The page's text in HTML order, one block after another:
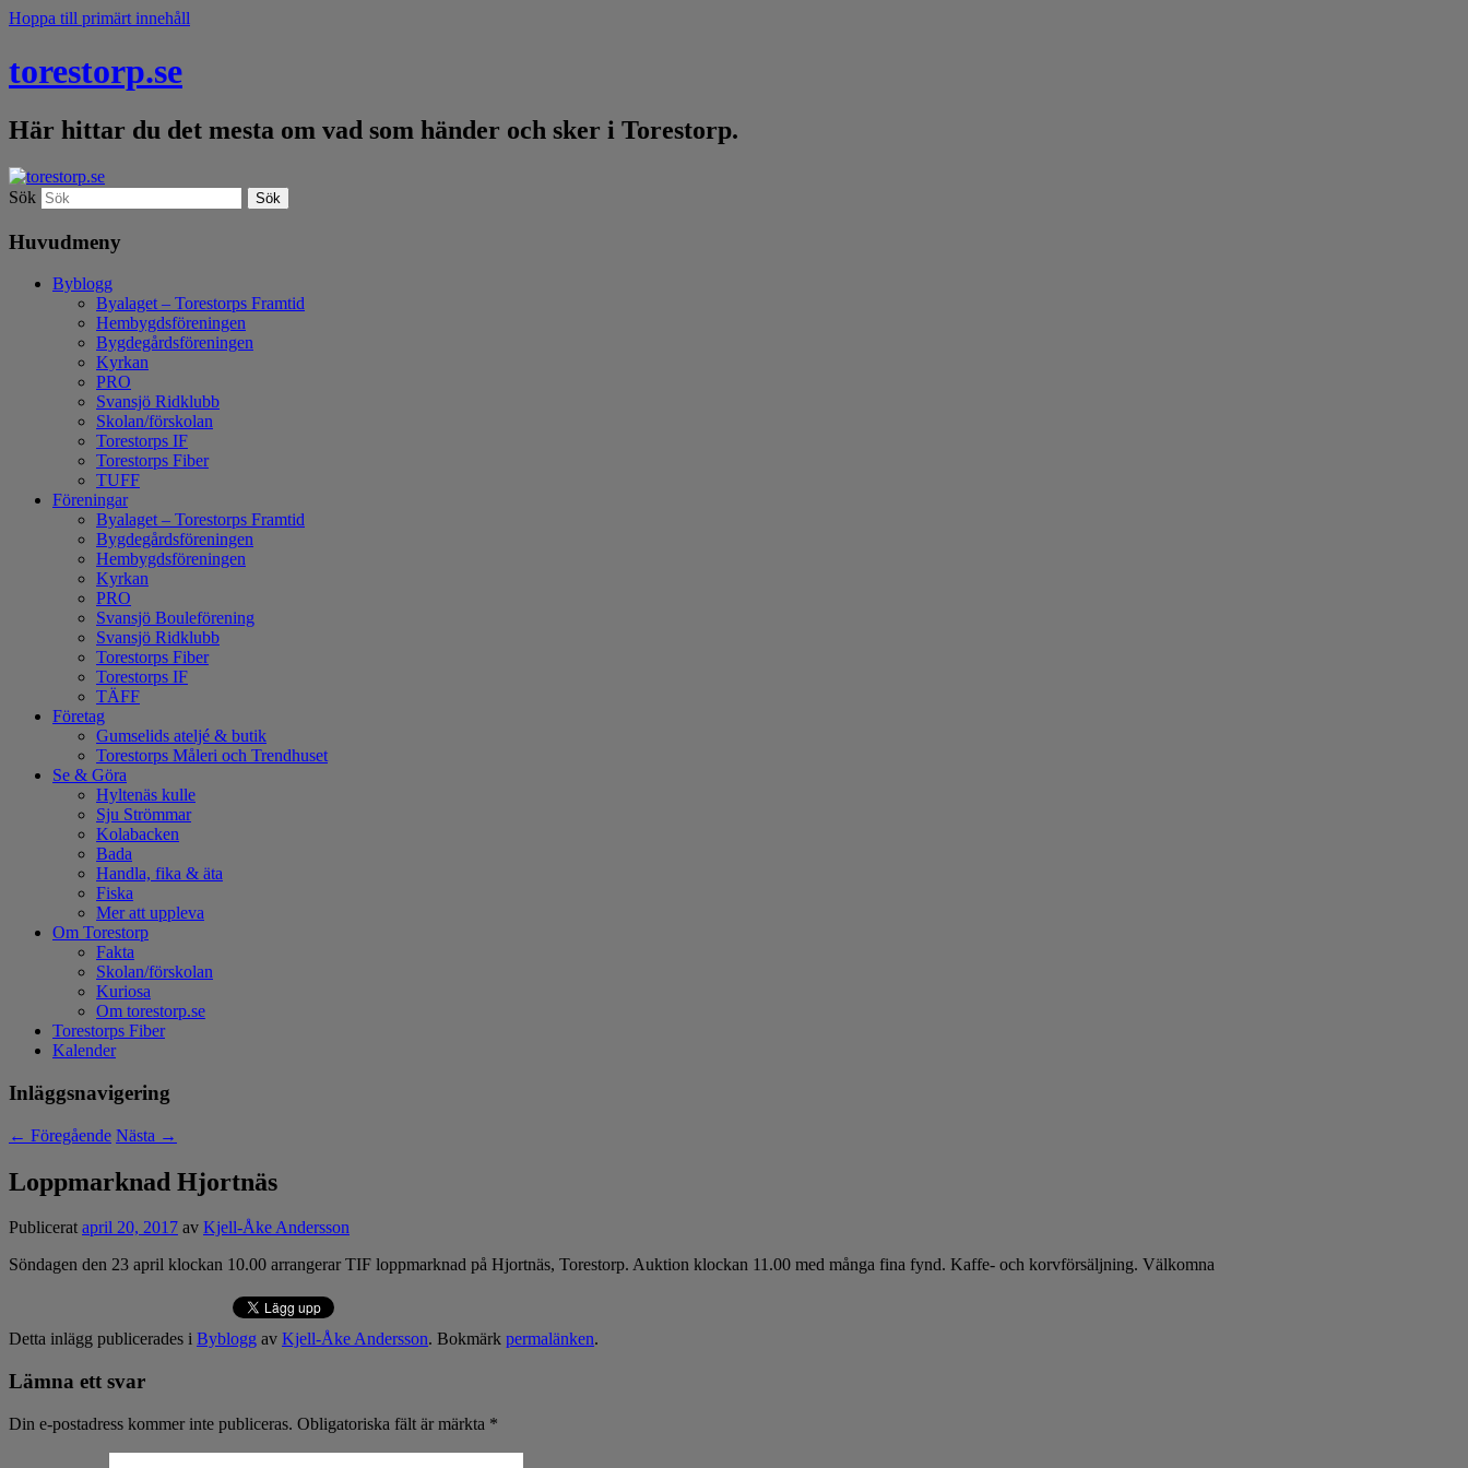
Hoppa till primärt innehåll
torestorp.se
Här hittar du det mesta om vad som händer och sker i Torestorp.
Sök
Huvudmeny
Byblogg
Byalaget – Torestorps Framtid
Hembygdsföreningen
Bygdegårdsföreningen
Kyrkan
PRO
Svansjö Ridklubb
Skolan/förskolan
Torestorps IF
Torestorps Fiber
TUFF
Föreningar
Byalaget – Torestorps Framtid
Bygdegårdsföreningen
Hembygdsföreningen
Kyrkan
PRO
Svansjö Bouleförening
Svansjö Ridklubb
Torestorps Fiber
Torestorps IF
TÄFF
Företag
Gumselids ateljé & butik
Torestorps Måleri och Trendhuset
Se & Göra
Hyltenäs kulle
Sju Strömmar
Kolabacken
Bada
Handla, fika & äta
Fiska
Mer att uppleva
Om Torestorp
Fakta
Skolan/förskolan
Kuriosa
Om torestorp.se
Torestorps Fiber
Kalender
Inläggsnavigering
← Föregående Nästa →
Loppmarknad Hjortnäs
Publiceratapril 20, 2017 av Kjell-Åke Andersson
Söndagen den 23 april klockan 10.00 arrangerar TIF loppmarknad på Hjortnäs, Torestorp. Auktion klockan 11.00 med många fina fynd. Kaffe- och korvförsäljning. Välkomna
Detta inlägg publicerades i Byblogg av Kjell-Åke Andersson. Bokmärk permalänken.
Lämna ett svar
Din e-postadress kommer inte publiceras. Obligatoriska fält är märkta *